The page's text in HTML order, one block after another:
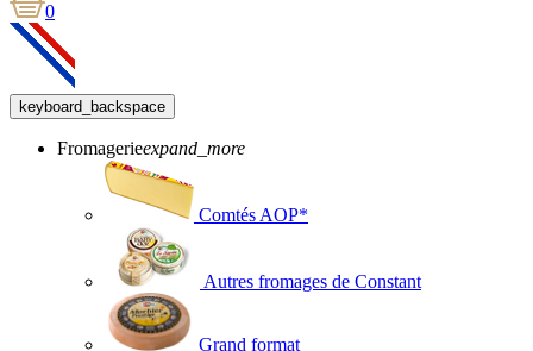
0
keyboard_backspace
Fromagerieexpand_more
Comtés AOP*
Autres fromages de Constant
Grand format